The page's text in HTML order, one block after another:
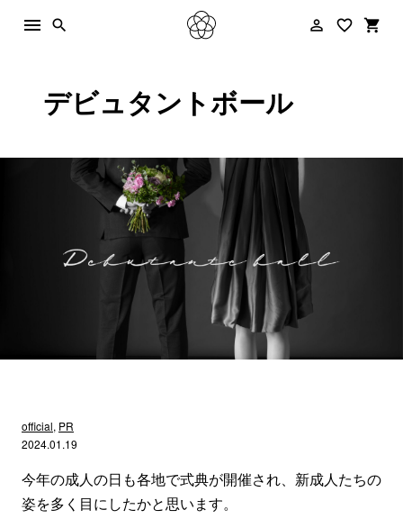
menu person_outline favorite_border shopping_cart
search
デビュタントボール
official, PR
2024.01.19
今年の成人の日も各地で式典が開催され、新成人たちの
姿を多く目にしたかと思います。